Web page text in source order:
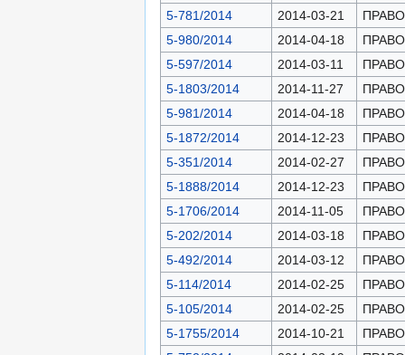
5-781/2014
2014-03-21
5-980/2014
2014-04-18
5-597/2014
2014-03-11
5-1803/2014
2014-11-27
5-981/2014
2014-04-18
5-1872/2014
2014-12-23
5-351/2014
2014-02-27
5-1888/2014
2014-12-23
5-1706/2014
2014-11-05
5-202/2014
2014-03-18
5-492/2014
2014-03-12
5-114/2014
2014-02-25
5-105/2014
2014-02-25
5-1755/2014
2014-10-21